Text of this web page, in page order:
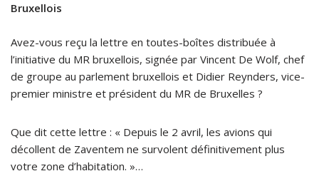
Bruxellois
Avez-vous reçu la lettre en toutes-boîtes distribuée à
l’initiative du MR bruxellois, signée par Vincent De Wolf, chef
de groupe au parlement bruxellois et Didier Reynders, vice-
premier ministre et président du MR de Bruxelles ?
Que dit cette lettre : « Depuis le 2 avril, les avions qui
décollent de Zaventem ne survolent définitivement plus
votre zone d’habitation. »…